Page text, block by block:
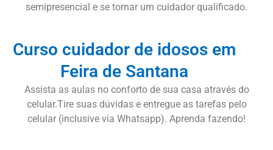
semipresencial e se tornar um cuidador qualificado.
Curso cuidador de idosos em
Feira de Santana
Assista as aulas no conforto de sua casa através do
celular.Tire suas dúvidas e entregue as tarefas pelo
celular (inclusive via Whatsapp). Aprenda fazendo!